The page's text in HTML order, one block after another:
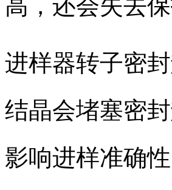
高，还会失去
进样器转子密
结晶会堵塞密
影响进样准确